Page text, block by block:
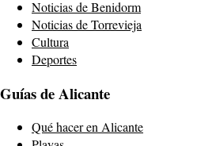
Noticias de Benidorm
Noticias de Torrevieja
Cultura
Deportes
Guías de Alicante
Qué hacer en Alicante